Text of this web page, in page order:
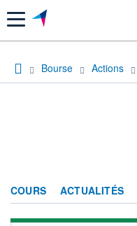
Menu
Bourse Actions
COURS ACTUALITÉS